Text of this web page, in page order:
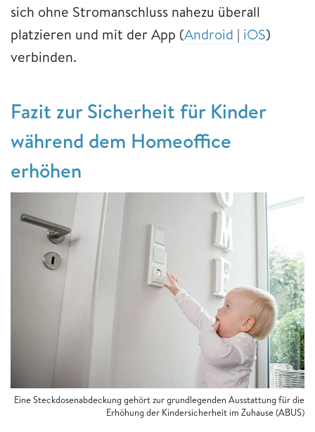
sich ohne Stromanschluss nahezu überall
platzieren und mit der App (Android | iOS)
verbinden.
Fazit zur Sicherheit für Kinder
während dem Homeoffice
erhöhen
Eine Steckdosenabdeckung gehört zur grundlegenden Ausstattung für die
Erhöhung der Kindersicherheit im Zuhause (ABUS)